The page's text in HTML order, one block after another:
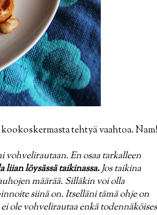
tehtyä vaahtoa. Nam!
En osaa tarkalleen
löysässä taikinassa.Jos taikina
määrää. Silläkin voi olla
siinä on. Itselläni tämä ohje on
ole vohvelirautaa enkä